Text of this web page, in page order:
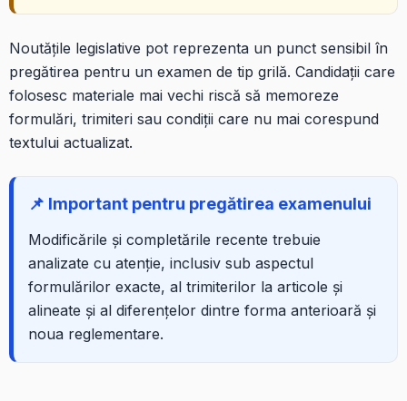
Noutățile legislative pot reprezenta un punct sensibil în
pregătirea pentru un examen de tip grilă. Candidații care
folosesc materiale mai vechi riscă să memoreze
formulări, trimiteri sau condiții care nu mai corespund
textului actualizat.
📌 Important pentru pregătirea examenului
Modificările și completările recente trebuie
analizate cu atenție, inclusiv sub aspectul
formulărilor exacte, al trimiterilor la articole și
alineate și al diferențelor dintre forma anterioară și
noua reglementare.